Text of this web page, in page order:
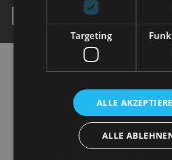
Targeting
ALLE
ALLE